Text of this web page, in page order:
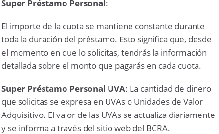
Super Préstamo Personal:
El importe de la cuota se mantiene constante durante
toda la duración del préstamo. Esto significa que, desde
el momento en que lo solicitas, tendrás la información
detallada sobre el monto que pagarás en cada cuota.
Super Préstamo Personal UVA: La cantidad de dinero
que solicitas se expresa en UVAs o Unidades de Valor
Adquisitivo. El valor de las UVAs se actualiza diariamente
y se informa a través del sitio web del BCRA.